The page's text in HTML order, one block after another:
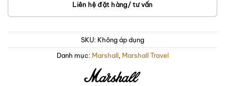
Liên hệ đặt hàng/ tư vấn
SKU: Không áp dụng
Danh mục: Marshall, Marshall Travel